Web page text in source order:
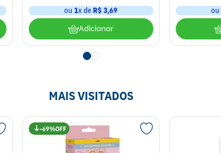
ou1x de R$ 3,69
Adicionar
ou
MAIS VISITADOS
69%